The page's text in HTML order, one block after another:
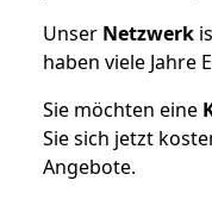
Unser Netzwerk
haben viele Jahre
Sie möchten eine
Sie sich jetzt
Angebote.